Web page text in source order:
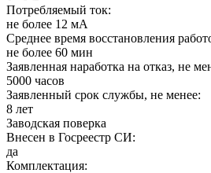
Потребляемый ток:
не более 12 мА
Среднее время восстановления
не более 60 мин
Заявленная наработка на отказ, не
5000 часов
Заявленный срок службы, не менее:
8 лет
Заводская поверка
Внесен в Госреестр СИ:
да
Комплектация: